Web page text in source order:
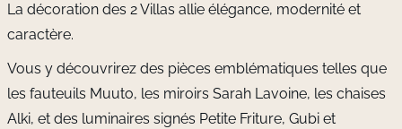
La décoration des 2 Villas allie élégance, modernité et
caractère.
Vous y découvrirez des pièces emblématiques telles que
les fauteuils Muuto, les miroirs Sarah Lavoine, les chaises
Alki, et des luminaires signés Petite Friture, Gubi et